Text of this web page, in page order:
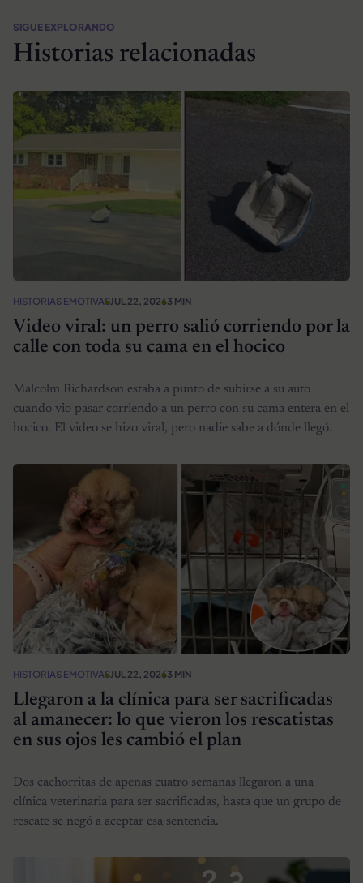
SIGUE EXPLORANDO
Historias relacionadas
HISTORIAS EMOTIVASJUL 22, 20263 MIN
Video viral: un perro salió corriendo por la
calle con toda su cama en el hocico
Malcolm Richardson estaba a punto de subirse a su auto
cuando vio pasar corriendo a un perro con su cama entera en el
hocico. El video se hizo viral, pero nadie sabe a dónde llegó.
HISTORIAS EMOTIVASJUL 22, 20263 MIN
Llegaron a la clínica para ser sacrificadas
al amanecer: lo que vieron los rescatistas
en sus ojos les cambió el plan
Dos cachorritas de apenas cuatro semanas llegaron a una
clínica veterinaria para ser sacrificadas, hasta que un grupo de
rescate se negó a aceptar esa sentencia.